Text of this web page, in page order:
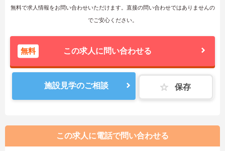
無料で求人情報をお問い合わせいただけます。直接の問い合わせではありませんの
でご安心ください。
無料 この求人に問い合わせる
施設見学のご相談 保存
この求人に電話で問い合わせる